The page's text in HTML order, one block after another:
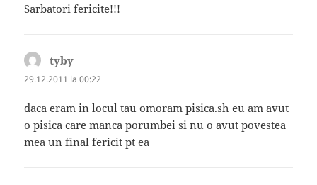
Sarbatori fericite!!!
tyby
29.12.2011 la 00:22
daca eram in locul tau omoram pisica.sh eu am avut
o pisica care manca porumbei si nu o avut povestea
mea un final fericit pt ea